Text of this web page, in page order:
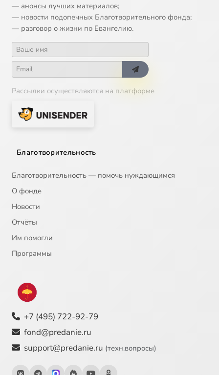
— анонсы лучших материалов;
— новости подопечных Благотворительного фонда;
— разговор о жизни по Евангелию.
Рассылки осуществляются на платформе
Благотворительность
Благотворительность — помочь нуждающимся
О фонде
Новости
Отчёты
Им помогли
Программы
+7 (495) 722-92-79
fond@predanie.ru
support@predanie.ru (техн.вопросы)